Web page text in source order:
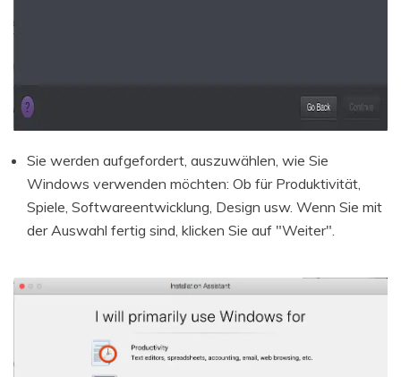
Sie werden aufgefordert, auszuwählen, wie Sie
Windows verwenden möchten: Ob für Produktivität,
Spiele, Softwareentwicklung, Design usw. Wenn Sie mit
der Auswahl fertig sind, klicken Sie auf "Weiter".